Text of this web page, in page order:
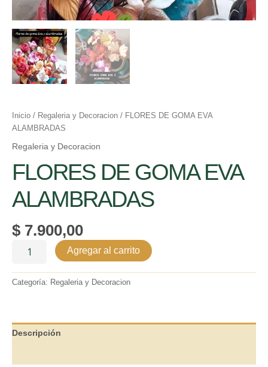
Inicio / Regaleria y Decoracion / FLORES DE GOMA EVA
ALAMBRADAS
Regaleria y Decoracion
FLORES DE GOMA EVA
ALAMBRADAS
$ 7.900,00
Agregar al carrito
Categoría: Regaleria y Decoracion
Descripción